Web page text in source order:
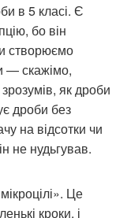
в 5 класі. Є
бо він
створюємо
— скажімо,
як дроби
дроби без
на відсотки чи
не нудьгував.
Це
кроки, і